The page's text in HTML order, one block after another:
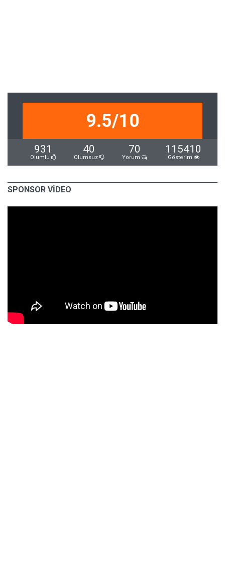
9.5/10
931
Olumlu
40
Olumsuz
70
Yorum
115410
Gösterim
SPONSOR VİDEO